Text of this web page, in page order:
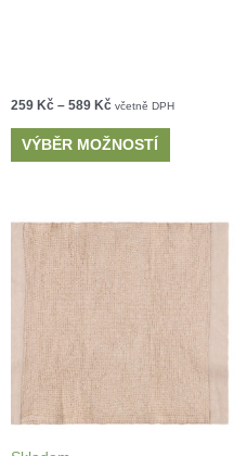
259 Kč – 589 Kč včetně DPH
VÝBĚR MOŽNOSTÍ